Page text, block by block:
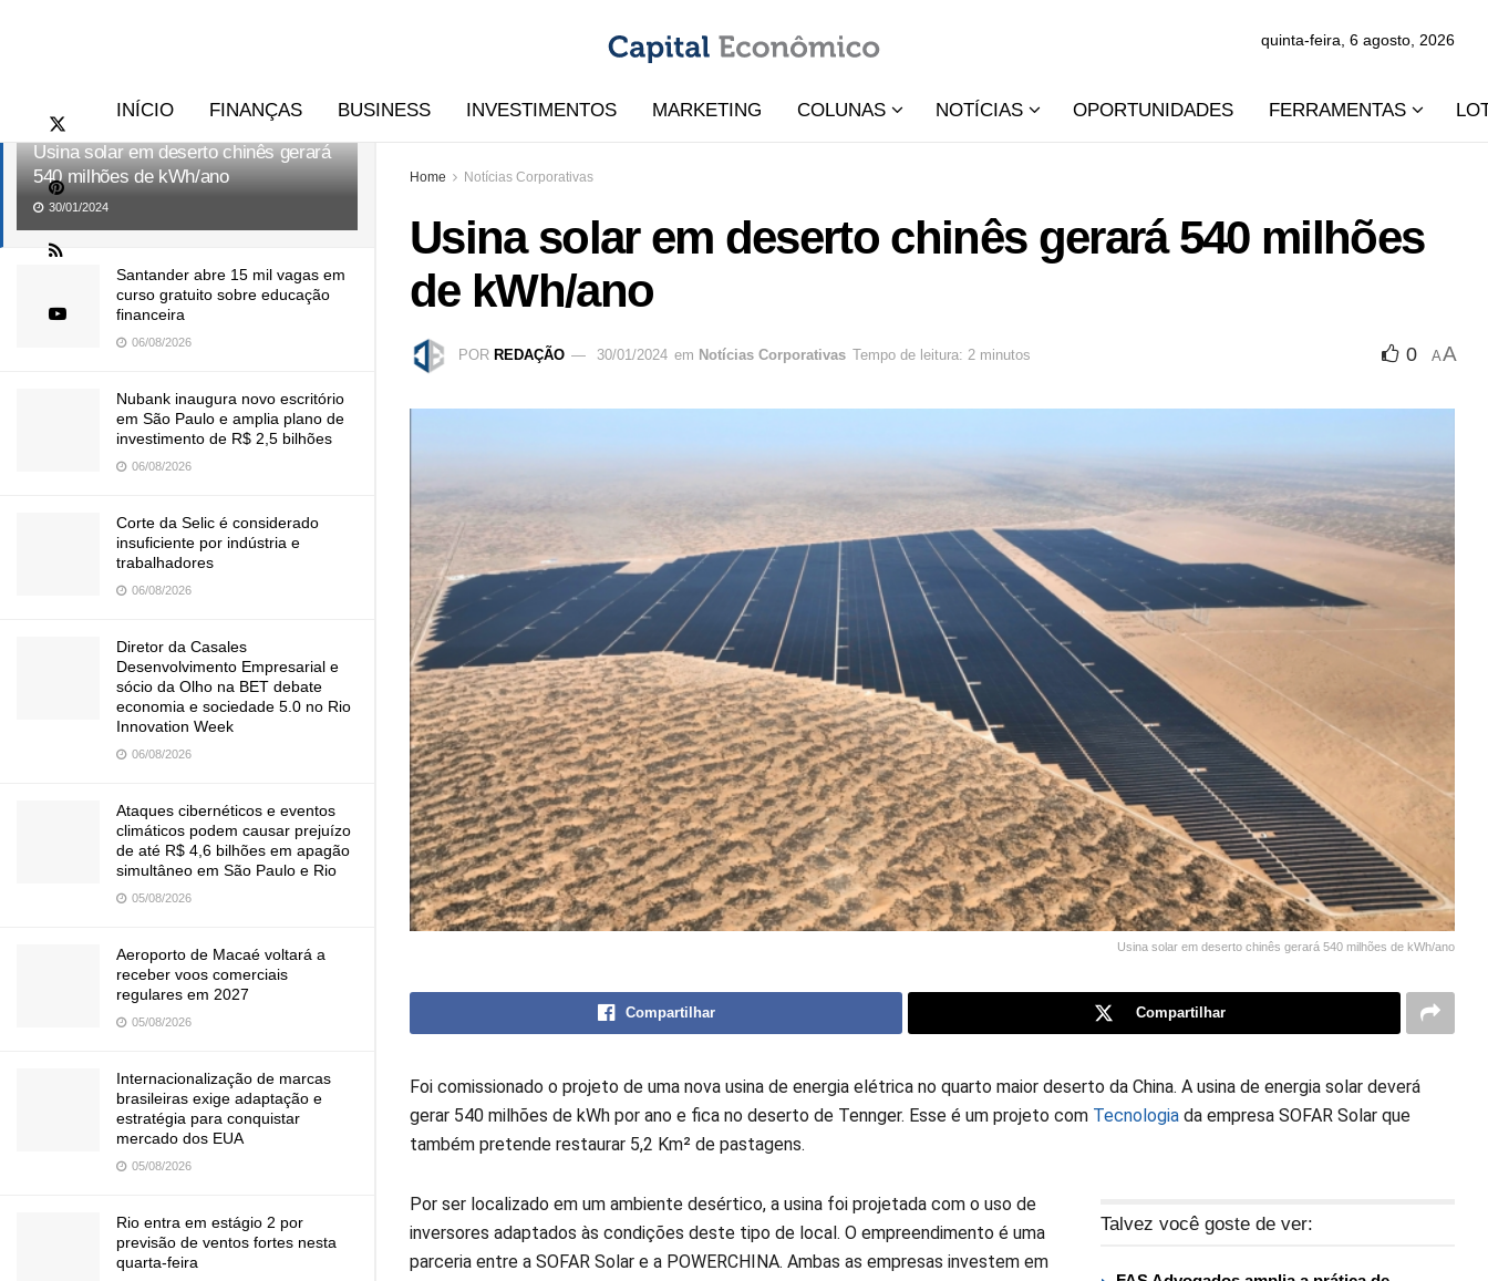
Usina solar em deserto chinês gerará
540 milhões de kWh/ano
30/01/2024
Santander abre 15 mil vagas em
curso gratuito sobre educação
financeira
06/08/2026
Nubank inaugura novo escritório
em São Paulo e amplia plano de
investimento de R$ 2,5 bilhões
06/08/2026
Corte da Selic é considerado
insuficiente por indústria e
trabalhadores
06/08/2026
Diretor da Casales
Desenvolvimento Empresarial e
sócio da Olho na BET debate
economia e sociedade 5.0 no Rio
Innovation Week
06/08/2026
Ataques cibernéticos e eventos
climáticos podem causar prejuízo
de até R$ 4,6 bilhões em apagão
simultâneo em São Paulo e Rio
05/08/2026
Aeroporto de Macaé voltará a
receber voos comerciais
regulares em 2027
05/08/2026
Internacionalização de marcas
brasileiras exige adaptação e
estratégia para conquistar
mercado dos EUA
05/08/2026
Rio entra em estágio 2 por
previsão de ventos fortes nesta
quarta-feira
quinta-feira, 6 agosto, 2026
INÍCIO FINANÇAS BUSINESS INVESTIMENTOS MARKETING COLUNAS NOTÍCIAS OPORTUNIDADES FERRAMENTAS
Home Notícias Corporativas
Usina solar em deserto chinês gerará 540 milhões
de kWh/ano
POR REDAÇÃO 30/01/2024 em Notícias Corporativas Tempo de leitura: 2 minutos 0 AA
Usina solar em deserto chinês gerará 540 milhões de kWh/ano
Compartilhar Compartilhar
Foi comissionado o projeto de uma nova usina de energia elétrica no quarto maior deserto da China. A usina de energia solar deverá
gerar 540 milhões de kWh por ano e fica no deserto de Tennger. Esse é um projeto com Tecnologia da empresa SOFAR Solar que
também pretende restaurar 5,2 Km² de pastagens.
Talvez você goste de ver:
Por ser localizado em um ambiente desértico, a usina foi projetada com o uso de
inversores adaptados às condições deste tipo de local. O empreendimento é uma
parceria entre a SOFAR Solar e a POWERCHINA. Ambas as empresas investem em